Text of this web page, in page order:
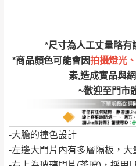
*尺寸為人工丈量略有
*商品顏色可能會因拍攝燈光
素,造成實品與
~歡迎至門市
-大膽的撞色設計
-左邊大門片內有多層隔板，大
其它注意事項
本司貨車運送如因路況
山區內等，或收貨地點
法順利配送，本公司除
狀況保有出貨的權利。
保護物流人員的工作安
需以吊車或其他的吊掛方
支付。
內通知客服人員
須保持商品全新狀
若發生非本司因素
辦理退換貨。
台北市、新北市地
收送貨，敬請見諒！
本公司部份商品無維
期，商品使用年限，